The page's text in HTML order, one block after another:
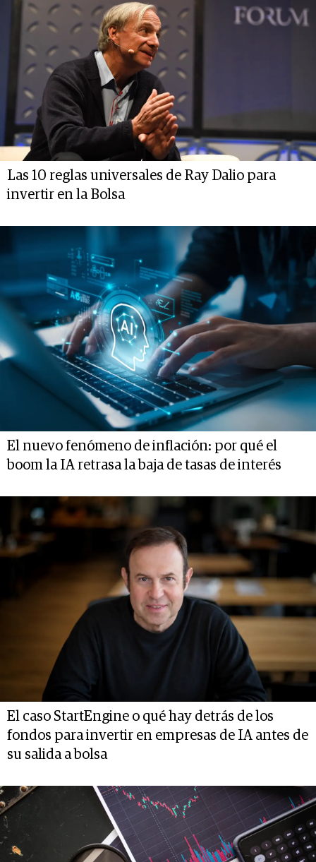
Las 10 reglas universales de Ray Dalio para
invertir en la Bolsa
El nuevo fenómeno de inflación: por qué el
boom la IA retrasa la baja de tasas de interés
El caso StartEngine o qué hay detrás de los
fondos para invertir en empresas de IA antes de
su salida a bolsa